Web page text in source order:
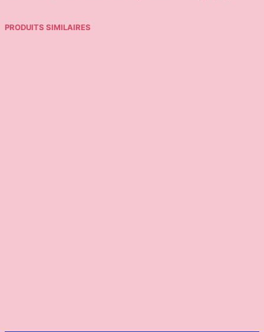
PRODUITS SIMILAIRES